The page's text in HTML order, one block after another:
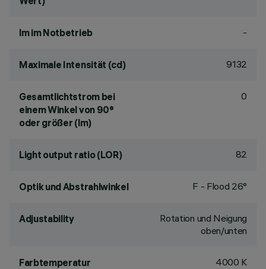
lm im Notbetrieb -
Maximale Intensität (cd) 9132
Gesamtlichtstrom bei
einem Winkel von 90°
oder größer (lm)
0
Light output ratio (LOR) 82
Optik und Abstrahlwinkel F - Flood 26°
Adjustability
Rotation und Neigung
oben/unten
Farbtemperatur 4000 K